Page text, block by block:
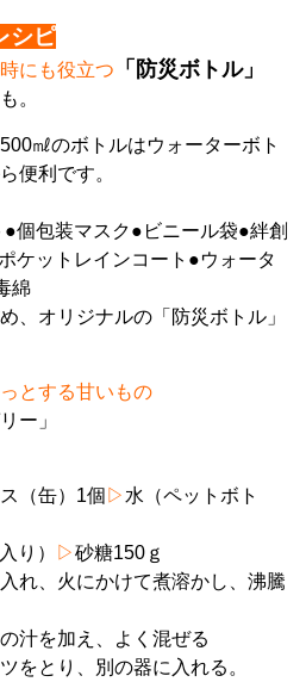
シピ
にも役立つ 「防災ボトル」
。
㎖のボトルはウォーターボト
便利です。
個包装マスク●ビニール袋●絆創
ケットレインコート●ウォータ
綿
、オリジナルの「防災ボトル」
とする甘いもの
ー」
（缶）1個 ▷水（ペットボト
り） ▷砂糖150ｇ
れ、火にかけて煮溶かし、沸騰
汁を加え、よく混ぜる
をとり、別の器に入れる。